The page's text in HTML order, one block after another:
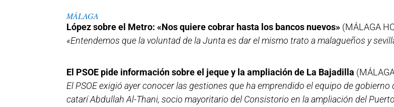
MÁLAGA
López sobre el Metro: «Nos quiere cobrar hasta los bancos nuevos» (MÁLAGA
«Entendemos que la voluntad de la Junta es dar el mismo trato a malagueños y
El PSOE pide información sobre el jeque y la ampliación de La Bajadilla
El PSOE exigió ayer conocer las gestiones que ha emprendido el equipo de gobierno
catarí Abdullah Al-Thani, socio mayoritario del Consistorio en la ampliación del